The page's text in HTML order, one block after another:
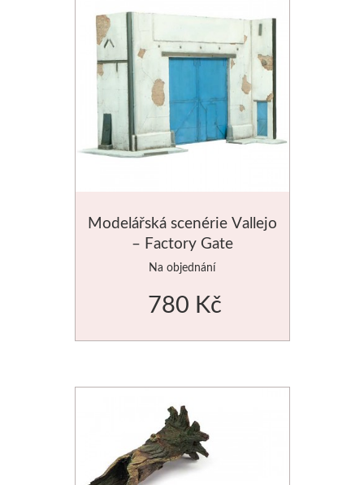
Modelářská scenérie Vallejo
– Factory Gate
Na objednání
780 Kč